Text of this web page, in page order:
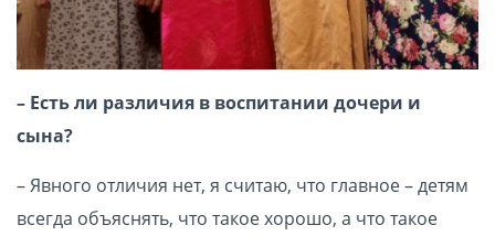
– Есть ли различия в воспитании дочери и
сына?
– Явного отличия нет, я считаю, что главное – детям
всегда объяснять, что такое хорошо, а что такое